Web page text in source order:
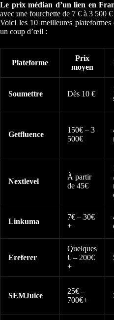
Le prix médian d’un lien en
avec une fourchette de 7 € à 3 500
Voici les 10 meilleures
un coup d’œil :
Plateforme
Prix
moyen
Soumettre Dès 10 €
Getfluence
150€ – 3
500€
Nextlevel
À partir
de 45€
Linkuma
7€ – 30€
+
Ereferer
Quelques
€ – 200€
+
SEMJuice
25€ –
700€+